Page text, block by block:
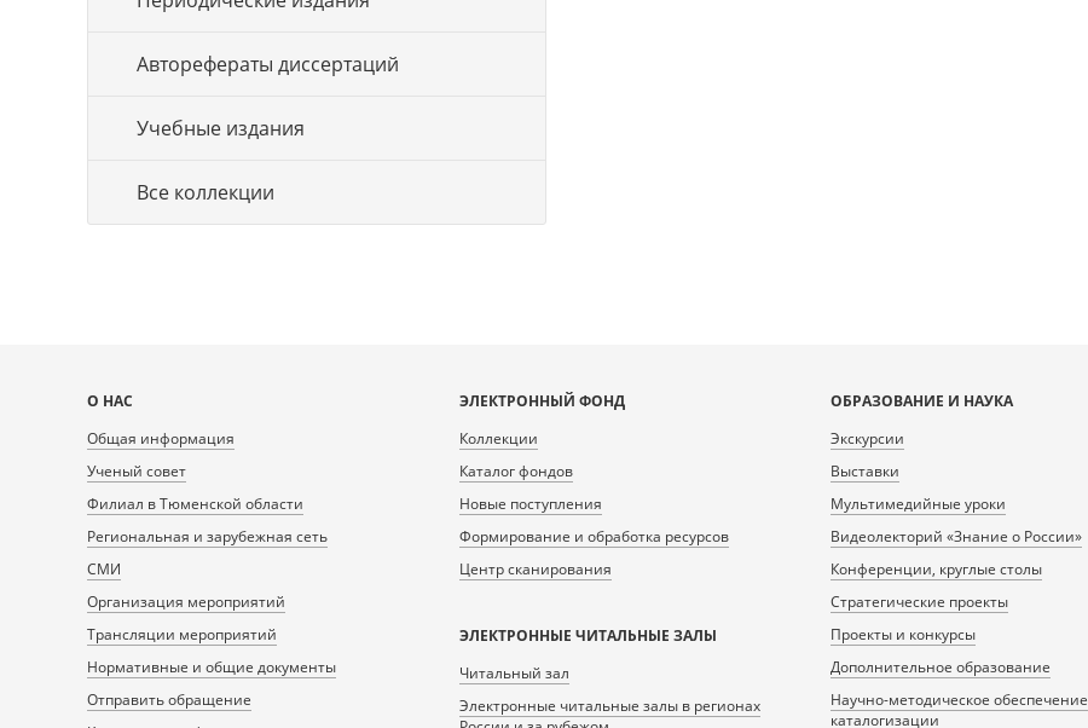
Авторефераты диссертаций
Учебные издания
Все коллекции
Карта
сайта
О НАС
Общая информация
Ученый совет
Филиал в Тюменской области
Региональная и зарубежная сеть
СМИ
Организация мероприятий
Трансляции мероприятий
Нормативные и общие документы
Отправить обращение
ЭЛЕКТРОННЫЙ ФОНД
Коллекции
Каталог фондов
Новые поступления
Формирование и обработка ресурсов
Центр сканирования
ЭЛЕКТРОННЫЕ ЧИТАЛЬНЫЕ ЗАЛЫ
Читальный зал
Электронные читальные залы в регионах
ОБРАЗОВАНИЕ И НАУКА
Экскурсии
Выставки
Мультимедийные уроки
Видеолекторий «Знание о России»
Конференции, круглые столы
Стратегические проекты
Проекты и конкурсы
Дополнительное образование
Научно-методическое обеспечение
каталогизации